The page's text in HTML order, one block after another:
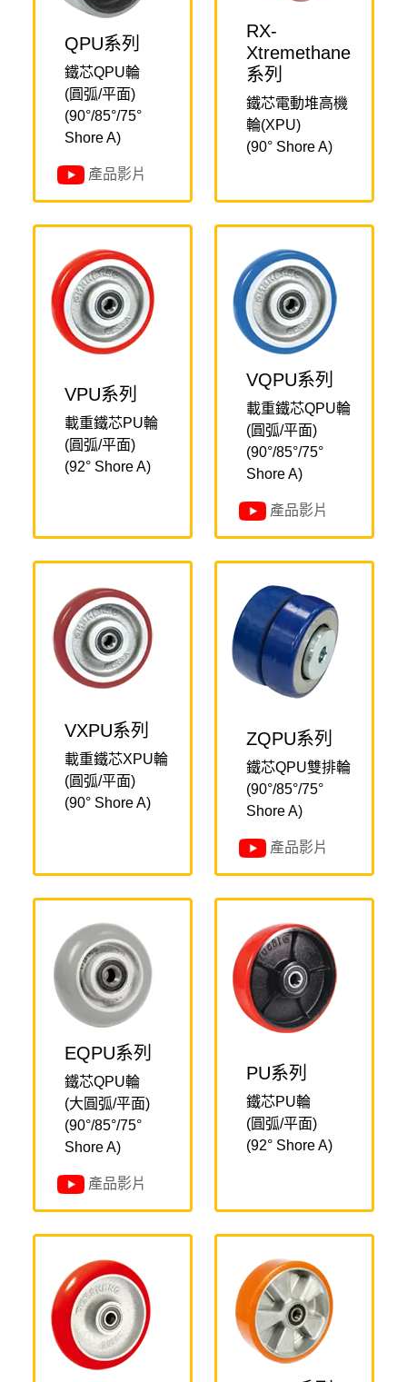
QPU系列
鐵芯QPU輪
(圓弧/平面)
(90°/85°/75°
Shore A)
產品影片
RX-
Xtremethane
系列
鐵芯電動堆高機
輪(XPU)
(90° Shore A)
VPU系列
載重鐵芯PU輪
(圓弧/平面)
(92° Shore A)
VQPU系列
載重鐵芯QPU輪
(圓弧/平面)
(90°/85°/75°
Shore A)
產品影片
VXPU系列
載重鐵芯XPU輪
(圓弧/平面)
(90° Shore A)
ZQPU系列
鐵芯QPU雙排輪
(90°/85°/75°
Shore A)
產品影片
EQPU系列
鐵芯QPU輪
(大圓弧/平面)
(90°/85°/75°
Shore A)
產品影片
PU系列
鐵芯PU輪
(圓弧/平面)
(92° Shore A)